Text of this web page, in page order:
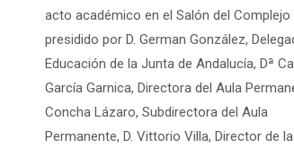
acto académico en el Salón del Complejo
presidido por D. German González,
Educación de la Junta de Andalucía, Dª
García Garnica, Directora del Aula
Concha Lázaro, Subdirectora del Aula
Permanente, D. Vittorio Villa, Director de la